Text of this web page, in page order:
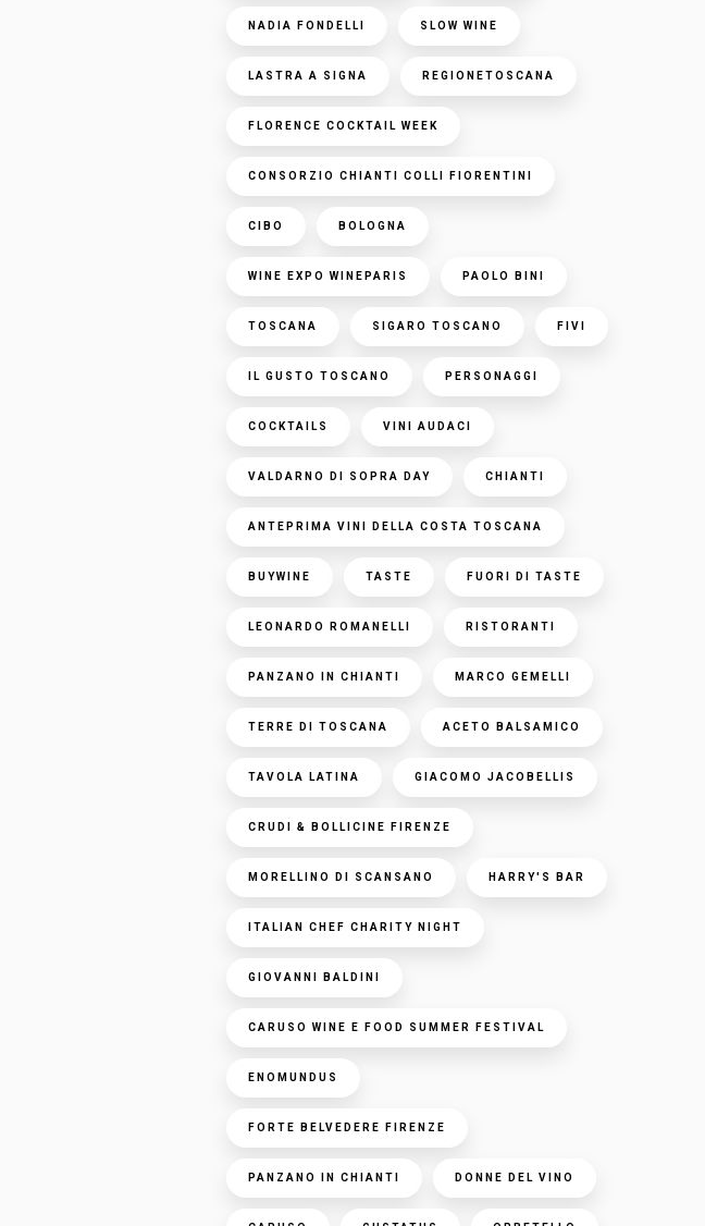
NADIA FONDELLI SLOW WINE
LASTRA A SIGNA REGIONETOSCANA
FLORENCE COCKTAIL WEEK
CONSORZIO CHIANTI COLLI FIORENTINI
CIBO BOLOGNA
WINE EXPO WINEPARIS PAOLO BINI
TOSCANA SIGARO TOSCANO FIVI
IL GUSTO TOSCANO PERSONAGGI
COCKTAILS VINI AUDACI
VALDARNO DI SOPRA DAY CHIANTI
ANTEPRIMA VINI DELLA COSTA TOSCANA
BUYWINE TASTE FUORI DI TASTE
LEONARDO ROMANELLI RISTORANTI
PANZANO IN CHIANTI MARCO GEMELLI
TERRE DI TOSCANA ACETO BALSAMICO
TAVOLA LATINA GIACOMO JACOBELLIS
CRUDI & BOLLICINE FIRENZE
MORELLINO DI SCANSANO HARRY'S BAR
ITALIAN CHEF CHARITY NIGHT
GIOVANNI BALDINI
CARUSO WINE E FOOD SUMMER FESTIVAL
ENOMUNDUS
FORTE BELVEDERE FIRENZE
PANZANO IN CHIANTI DONNE DEL VINO